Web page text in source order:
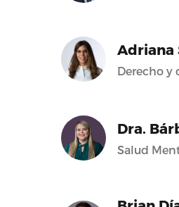
Adriana
Derecho y
Dra.
Salud